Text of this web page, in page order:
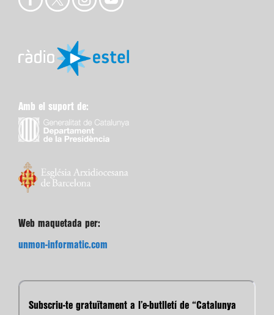
Amb el suport de:
Web maquetada per:
unmon-informatic.com
Subscriu-te gratuïtament a l’e-butlletí de “Catalunya